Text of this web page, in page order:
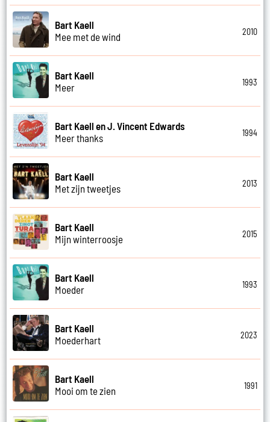
Bart Kaell
Mee met de wind
2010
Bart Kaell
Meer
1993
Bart Kaell en J. Vincent Edwards
Meer thanks
1994
Bart Kaell
Met zijn tweetjes
2013
Bart Kaell
Mijn winterroosje
2015
Bart Kaell
Moeder
1993
Bart Kaell
Moederhart
2023
Bart Kaell
Mooi om te zien
1991